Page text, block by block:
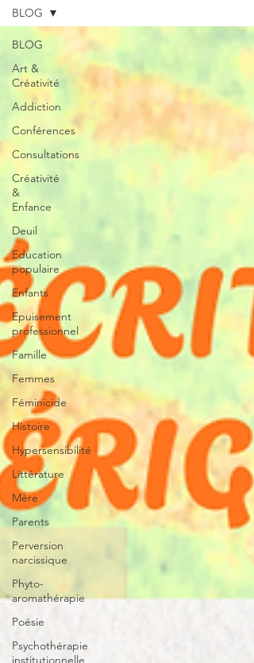
BLOG
Art &
Créativité
Addiction
Conférences
Consultations
Créativité
&
Enfance
Deuil
Education
populaire
Enfants
Epuisement
professionnel
Famille
Femmes
Féminicide
Histoire
Hypersensibilité
Littérature
Mère
Parents
Perversion
narcissique
Phyto-
aromathérapie
Poésie
Psychothérapie
institutionnelle
BLOG